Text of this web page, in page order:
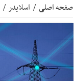
صفحه اصلی / اسلایدر /